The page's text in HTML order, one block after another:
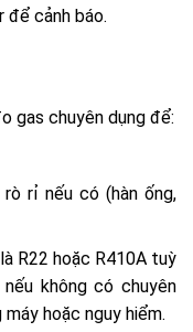
để cảnh báo.
gas chuyên dụng để:
rỉ nếu có (hàn ống,
R22 hoặc R410A tuỳ
không có chuyên
hoặc nguy hiểm.